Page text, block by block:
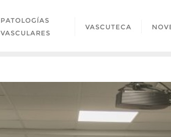
PATOLOGÍAS
VASCULARES
VASCUTECA